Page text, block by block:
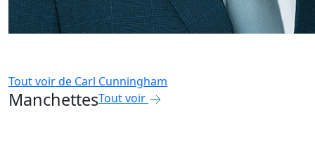
Tout voir de Carl Cunningham
ManchettesTout voir